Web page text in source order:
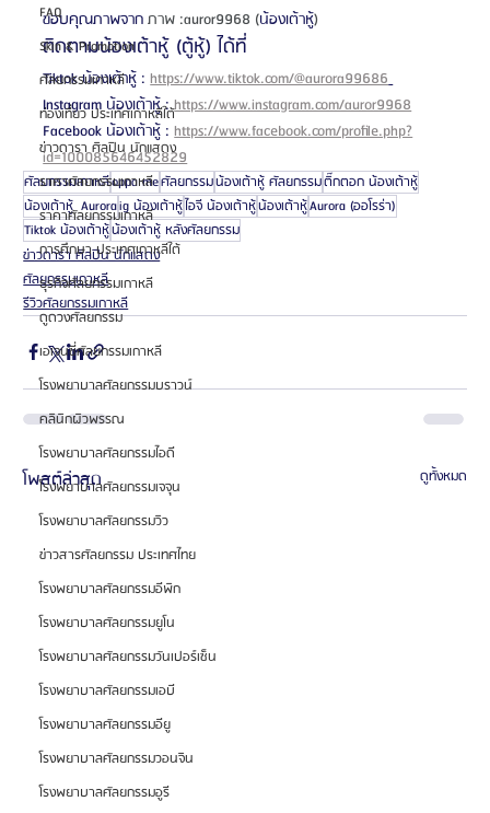
FAQ
Skin & Promotion
ศัลยกรรมเกาหลี
ท่องเที่ยว ประเทศเกาหลีใต้
ข่าวดารา ศิลปิน นักแสดง
ราคาศัลยกรรมเกาหลี
ราคาศัลยกรรมเกาหลี
การศึกษา ประเทศเกาหลีใต้
ธุรกิจศัลยกรรมเกาหลี
ดูดวงศัลยกรรม
เอเจนซี่ศัลยกรรมเกาหลี
โรงพยาบาลศัลยกรรมบราวน์
คลินิกผิวพรรณ
โรงพยาบาลศัลยกรรมไอดี
โรงพยาบาลศัลยกรรมเจจุน
โรงพยาบาลศัลยกรรมวิว
ข่าวสารศัลยกรรม ประเทศไทย
โรงพยาบาลศัลยกรรมอีพิก
โรงพยาบาลศัลยกรรมยูโน
โรงพยาบาลศัลยกรรมวันเปอร์เซ็น
โรงพยาบาลศัลยกรรมเอบี
โรงพยาบาลศัลยกรรมอียู
โรงพยาบาลศัลยกรรมวอนจิน
โรงพยาบาลศัลยกรรมอูรี
ขอบคุณภาพจาก ภาพ :auror9968 (น้องเต้าหู้)
ติดตามน้องเต้าหู้ (ตู้หู้) ได้ที่
Tiktok น้องเต้าหู้ : https://www.tiktok.com/@aurora99686
Instagram น้องเต้าหู้ : https://www.instagram.com/auror9968
Facebook น้องเต้าหู้ : https://www.facebook.com/profile.php?
id=100085646452829
ศัลยกรรมเกาหลีoppa meศัลยกรรมน้องเต้าหู้ ศัลยกรรม๊ติ๊กตอก น้องเต้าหู้
น้องเต้าหู้ Auroraig น้องเต้าหู้ไอจี น้องเต้าหู้น้องเต้าหู้Aurora (ออโรร่า)
Tiktok น้องเต้าหู้น้องเต้าหู้ หลังศัลยกรรม
ข่าวดารา ศิลปิน นักแสดง
ศัลยกรรมเกาหลี
รีวิวศัลยกรรมเกาหลี
โพสต์ล่าสุด ดูทั้งหมด